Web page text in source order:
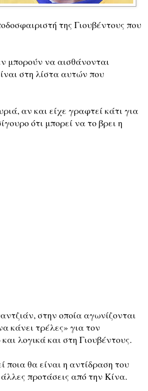
της Γιουβέντους που
μπορούν να αισθάνονται
στη λίστα αυτών που
αν και είχε γραφτεί κάτι για
ότι μπορεί να το βρει η
στην οποία αγωνίζονται
κάνει τρέλες» για τον
λογικά και στη Γιουβέντους.
θα είναι η αντίδραση του
προτάσεις από την Κίνα.